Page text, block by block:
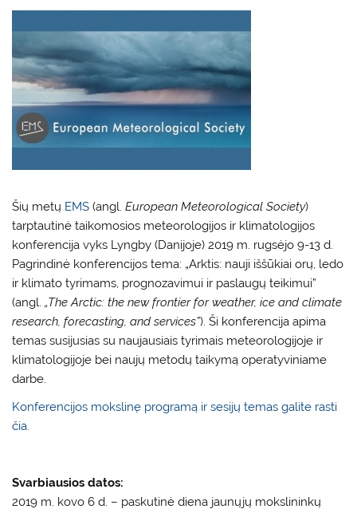
Šių metų EMS (angl.European Meteorological Society)
tarptautinė taikomosios meteorologijos ir klimatologijos
konferencija vyks Lyngby (Danijoje) 2019 m. rugsėjo 9-13 d.
Pagrindinė konferencijos tema: „Arktis: nauji iššūkiai orų, ledo
ir klimato tyrimams, prognozavimui ir paslaugų teikimui”
(angl.„The Arctic: the new frontier for weather, ice and climate
research, forecasting, and services”). Ši konferencija apima
temas susijusias su naujausiais tyrimais meteorologijoje ir
klimatologijoje bei naujų metodų taikymą operatyviniame
darbe.
Konferencijos mokslinę programą ir sesijų temas galite rasti
čia.
Svarbiausios datos:
2019 m. kovo 6 d. – paskutinė diena jaunųjų mokslininkų